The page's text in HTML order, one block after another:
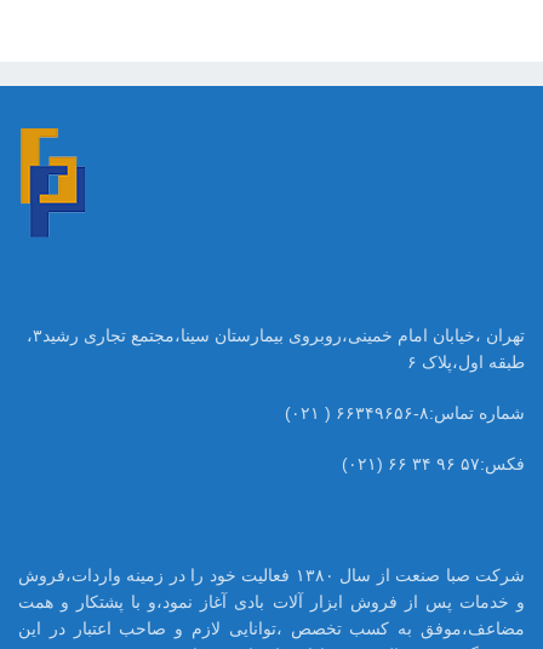
تهران ،خیابان امام خمینی،روبروی بیمارستان سینا،مجتمع تجاری رشید۳،
طبقه اول،پلاک ۶
شماره تماس:۸-۶۶۳۴۹۶۵۶ ( ۰۲۱)
فکس:۵۷ ۹۶ ۳۴ ۶۶ (۰۲۱)
شرکت صبا صنعت از سال ۱۳۸۰ فعالیت خود را در زمینه واردات،فروش
و خدمات پس از فروش ابزار آلات بادی آغاز نمود،و با پشتکار و همت
مضاعف،موفق به کسب تخصص ،توانایی لازم و صاحب اعتبار در این